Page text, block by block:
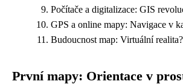
Počítače a digitalizace: GIS
GPS a online mapy: Navigace v
Budoucnost map: Virtuální realita?
První mapy: Orientace v